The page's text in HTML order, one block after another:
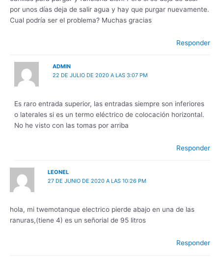
por unos días deja de salir agua y hay que purgar nuevamente.
Cual podría ser el problema? Muchas gracias
Responder
ADMIN
22 DE JULIO DE 2020 A LAS 3:07 PM
Es raro entrada superior, las entradas siempre son inferiores
o laterales si es un termo eléctrico de colocación horizontal.
No he visto con las tomas por arriba
Responder
LEONEL
27 DE JUNIO DE 2020 A LAS 10:26 PM
hola, mi twemotanque electrico pierde abajo en una de las
ranuras,(tiene 4) es un señorial de 95 litros
Responder